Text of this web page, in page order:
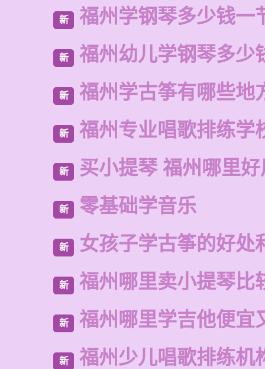
新 福州学钢琴多少钱一
新 福州幼儿学钢琴多少
新 福州学古筝有哪些地
新 福州专业唱歌排练学
新 买小提琴 福州哪里
新 零基础学音乐
新 女孩子学古筝的好处
新 福州哪里卖小提琴比
新 福州哪里学吉他便宜
新 福州少儿唱歌排练机